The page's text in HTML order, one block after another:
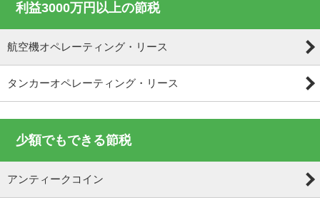
利益3000万円以上の節税
航空機オペレーティング・リース
タンカーオペレーティング・リース
少額でもできる節税
アンティークコイン